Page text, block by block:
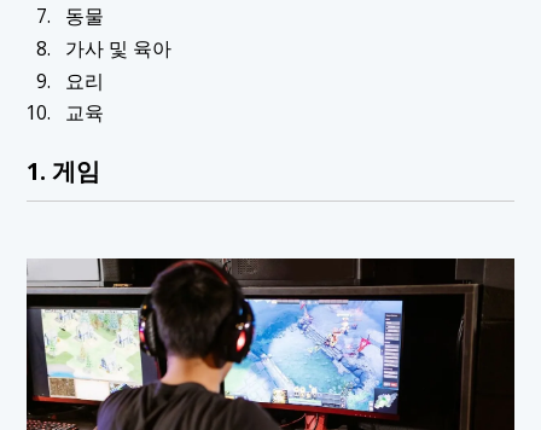
동물
가사 및 육아
요리
교육
1. 게임